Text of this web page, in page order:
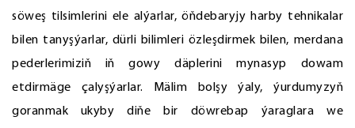
söweş tilsimlerini ele alýarlar, öňdebaryjy harby tehnikalar
bilen tanyşýarlar, dürli bilimleri özleşdirmek bilen, merdana
pederlerimiziň iň gowy däplerini mynasyp dowam
etdirmäge çalyşýarlar. Mälim bolşy ýaly, ýurdumyzyň
goranmak ukyby diňe bir döwrebap ýaraglara we